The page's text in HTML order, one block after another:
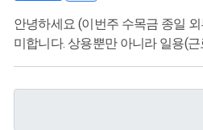
안녕하세요 (이번주 수목금 종일
미합니다. 상용뿐만 아니라 일용(